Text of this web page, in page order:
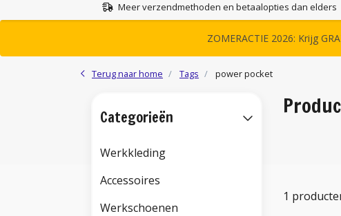
Meer verzendmethoden en betaalopties dan elders
ZOMERACTIE 2026: Krijg
Terug naar home Tags power pocket
1
Categorieën
Werkkleding
Accessoires
Werkschoenen